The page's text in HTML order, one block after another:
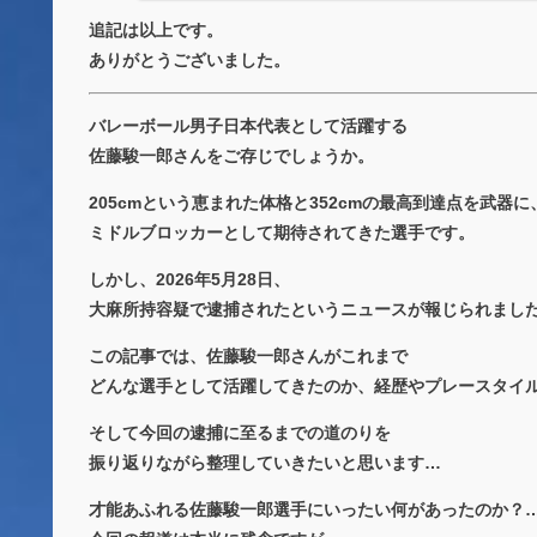
追記は以上です。
ありがとうございました。
バレーボール男子日本代表として活躍する
佐藤駿一郎さんをご存じでしょうか。
205cmという恵まれた体格と352cmの最高到達点を武器に、
ミドルブロッカーとして期待されてきた選手です。
しかし、2026年5月28日、
大麻所持容疑で逮捕されたというニュースが報じられました
この記事では、佐藤駿一郎さんがこれまで
どんな選手として活躍してきたのか、経歴やプレースタイル
そして今回の逮捕に至るまでの道のりを
振り返りながら整理していきたいと思います…
才能あふれる佐藤駿一郎選手にいったい何があったのか？